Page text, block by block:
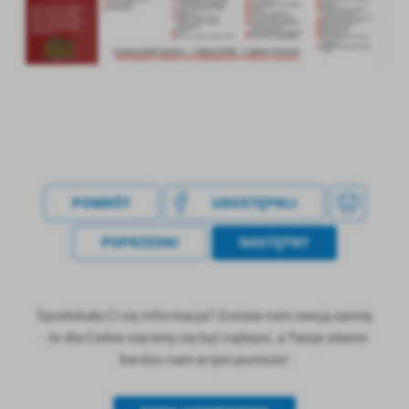
POWRÓT UDOSTĘPNIJ
POPRZEDNI NASTĘPNY
Spodobała Ci się informacja? Zostaw nam swoją opinię
- to dla Ciebie staramy się być najlepsi, a Twoje zdanie
bardzo nam w tym pomoże!